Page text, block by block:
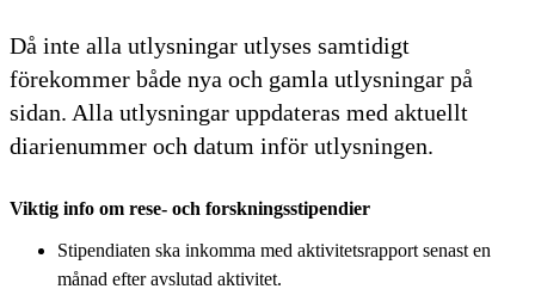
Då inte alla utlysningar utlyses samtidigt
förekommer både nya och gamla utlysningar på
sidan. Alla utlysningar uppdateras med aktuellt
diarienummer och datum inför utlysningen.
Viktig info om rese- och forskningsstipendier
Stipendiaten ska inkomma med aktivitetsrapport senast en
månad efter avslutad aktivitet.